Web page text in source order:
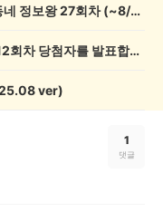
💸 전원 2,000캐시 지급! 우리 동네 정보왕 27회차 (~8/10)
💰[당첨자 발표] 우리 동네 썰전 12회차 당첨자를 발표합니다!
ver)
1
댓글